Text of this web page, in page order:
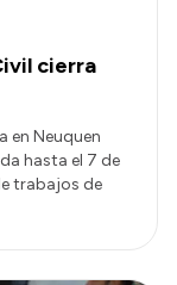
cierra
en Neuquen
hasta el 7 de
trabajos de